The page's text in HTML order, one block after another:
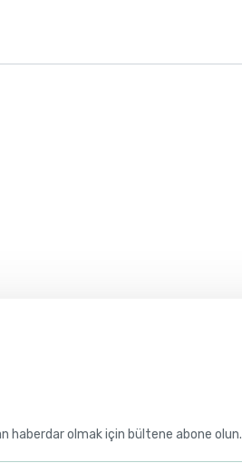
haberdar olmak için bültene abone olun.